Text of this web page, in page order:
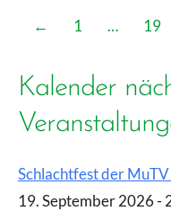
← 1 … 19
Kalender
Schlachtfest der
19. September 2026